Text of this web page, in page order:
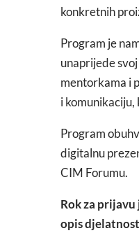
konkretnih
Program je
unaprijede
mentorkama i
i komunikaciju,
Program
digitalnu
CIM Forumu.
Rok za
opis